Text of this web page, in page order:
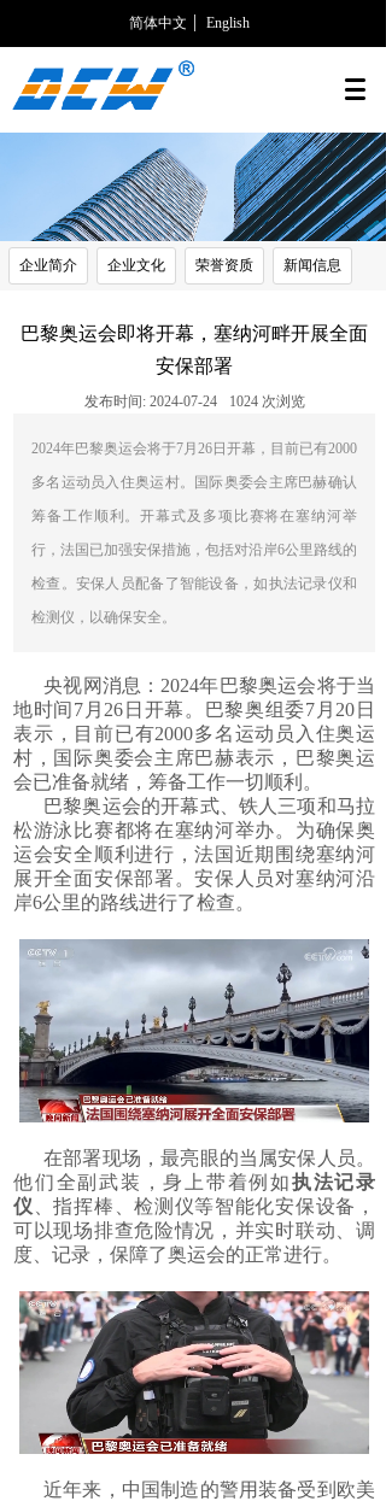
简体中文 English
企业简介 企业文化 荣誉资质 新闻信息
巴黎奥运会即将开幕，塞纳河畔开展全面
安保部署
发布时间: 2024-07-24 1024 次浏览
2024年巴黎奥运会将于7月26日开幕，目前已有2000
多名运动员入住奥运村。国际奥委会主席巴赫确认
筹备工作顺利。开幕式及多项比赛将在塞纳河举
行，法国已加强安保措施，包括对沿岸6公里路线的
检查。安保人员配备了智能设备，如执法记录仪和
检测仪，以确保安全。
央视网消息：2024年巴黎奥运会将于当
地时间7月26日开幕。巴黎奥组委7月20日
表示，目前已有2000多名运动员入住奥运
村，国际奥委会主席巴赫表示，巴黎奥运
会已准备就绪，筹备工作一切顺利。
巴黎奥运会的开幕式、铁人三项和马拉
松游泳比赛都将在塞纳河举办。为确保奥
运会安全顺利进行，法国近期围绕塞纳河
展开全面安保部署。安保人员对塞纳河沿
岸6公里的路线进行了检查。
在部署现场，最亮眼的当属安保人员。
他们全副武装，身上带着例如执法记录
仪
、指挥棒、检测仪等智能化安保设备，
可以现场排查危险情况，并实时联动、调
度、记录，保障了奥运会的正常进行。
近年来，中国制造的警用装备受到欧美